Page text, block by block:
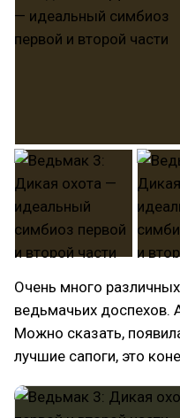
Очень много
ведьмачьих доспехов.
Можно сказать,
лучшие сапоги, это